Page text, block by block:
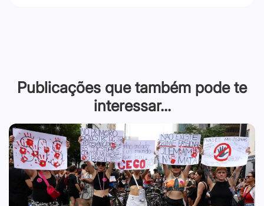
Publicações que também pode te
interessar...